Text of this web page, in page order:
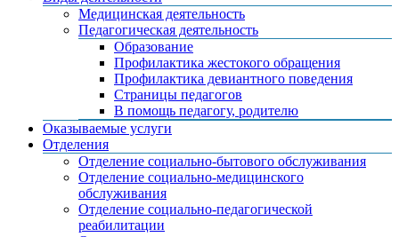
Медицинская деятельность
Педагогическая деятельность
Образование
Профилактика жестокого обращения
Профилактика девиантного поведения
Страницы педагогов
В помощь педагогу, родителю
Оказываемые услуги
Отделения
Отделение социально-бытового обслуживания
Отделение социально-медицинского
обслуживания
Отделение социально-педагогической
реабилитации